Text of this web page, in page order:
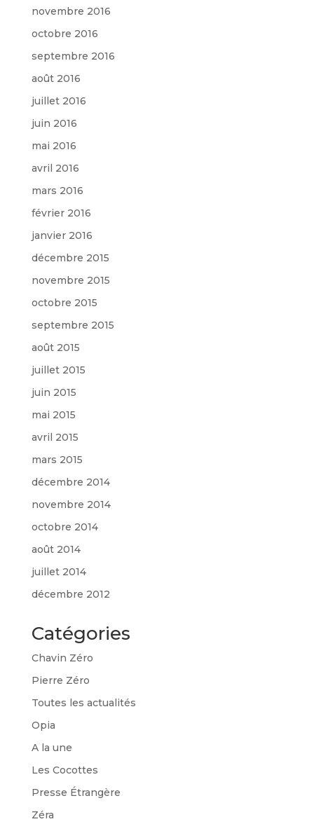
novembre 2016
octobre 2016
septembre 2016
août 2016
juillet 2016
juin 2016
mai 2016
avril 2016
mars 2016
février 2016
janvier 2016
décembre 2015
novembre 2015
octobre 2015
septembre 2015
août 2015
juillet 2015
juin 2015
mai 2015
avril 2015
mars 2015
décembre 2014
novembre 2014
octobre 2014
août 2014
juillet 2014
décembre 2012
Catégories
Chavin Zéro
Pierre Zéro
Toutes les actualités
Opia
A la une
Les Cocottes
Presse Étrangère
Zéra